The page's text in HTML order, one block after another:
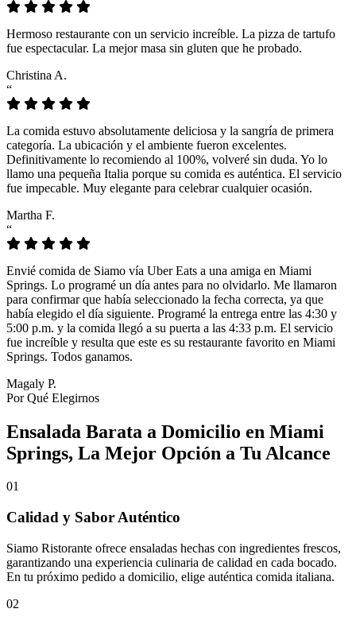
Hermoso restaurante con un servicio increíble. La pizza de tartufo
fue espectacular. La mejor masa sin gluten que he probado.
Christina A.
“
La comida estuvo absolutamente deliciosa y la sangría de primera
categoría. La ubicación y el ambiente fueron excelentes.
Definitivamente lo recomiendo al 100%, volveré sin duda. Yo lo
llamo una pequeña Italia porque su comida es auténtica. El servicio
fue impecable. Muy elegante para celebrar cualquier ocasión.
Martha F.
“
Envié comida de Siamo vía Uber Eats a una amiga en Miami
Springs. Lo programé un día antes para no olvidarlo. Me llamaron
para confirmar que había seleccionado la fecha correcta, ya que
había elegido el día siguiente. Programé la entrega entre las 4:30 y
5:00 p.m. y la comida llegó a su puerta a las 4:33 p.m. El servicio
fue increíble y resulta que este es su restaurante favorito en Miami
Springs. Todos ganamos.
Magaly P.
Por Qué Elegirnos
Ensalada Barata a Domicilio en Miami
Springs, La Mejor Opción a Tu Alcance
01
Calidad y Sabor Auténtico
Siamo Ristorante ofrece ensaladas hechas con ingredientes frescos,
garantizando una experiencia culinaria de calidad en cada bocado.
En tu próximo pedido a domicilio, elige auténtica comida italiana.
02